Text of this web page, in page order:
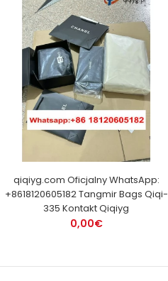
qiqiyg.com Oficjalny WhatsApp:
+8618120605182 Tangmir Bags Qiqi-
335 Kontakt Qiqiyg
0,00€